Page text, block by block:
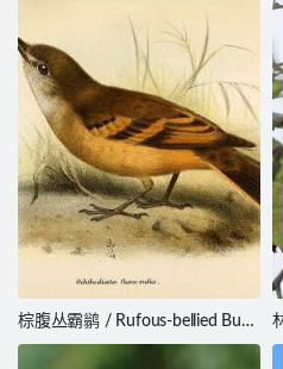
棕腹丛霸鹟 / Rufous-bellied Bush
Tyrant / Myiotheretes fuscorufus